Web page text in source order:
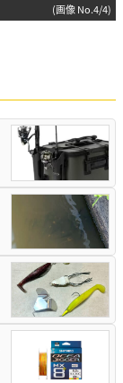
(画像 No.4/4)